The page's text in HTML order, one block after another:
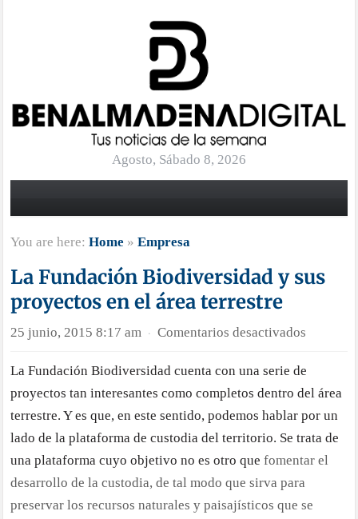
Agosto, Sábado 8, 2026
You are here:Home »Empresa
La Fundación Biodiversidad y sus
proyectos en el área terrestre
25 junio, 2015 8:17 am · Comentarios desactivados
y
sus
La Fundación Biodiversidad cuenta con una serie de
proyectos tan interesantes como completos dentro del área
terrestre. Y es que, en este sentido, podemos hablar por un
lado de la plataforma de custodia del territorio. Se trata de
una plataforma cuyo objetivo no es otro quefomentar el
desarrollo de la custodia, de tal modo que sirva para
preservar los recursos naturales y paisajísticos que se